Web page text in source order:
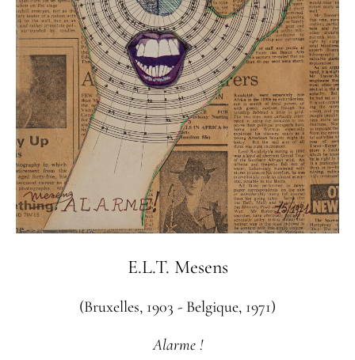
E.L.T. Mesens
(Bruxelles, 1903 - Belgique, 1971)
Alarme !